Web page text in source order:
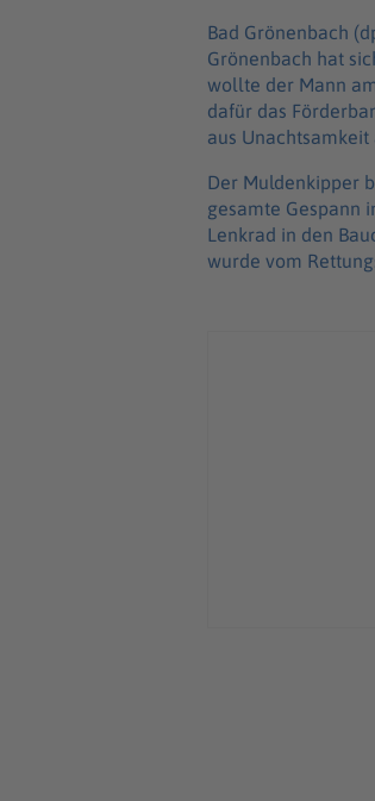
Bad Grönenbach
Grönenbach hat
wollte der Mann
dafür das
aus
Der Muldenkipper
gesamte Gespann
Lenkrad in den
wurde vom